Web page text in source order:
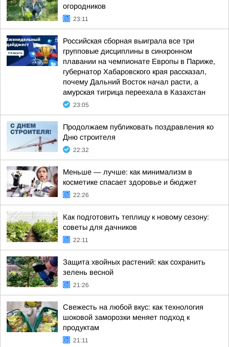
огородников
23:11
Российская сборная выиграла все три
групповые дисциплины в синхронном
плавании на чемпионате Европы в Париже,
губернатор Хабаровского края рассказал,
почему Дальний Восток начал расти, а
амурская тигрица переехала в Казахстан
23:05
Продолжаем публиковать поздравления ко
Дню строителя
22:32
Меньше — лучше: как минимализм в
косметике спасает здоровье и бюджет
22:26
Как подготовить теплицу к новому сезону:
советы для дачников
22:11
Защита хвойных растений: как сохранить
зелень весной
21:26
Свежесть на любой вкус: как технология
шоковой заморозки меняет подход к
продуктам
21:11